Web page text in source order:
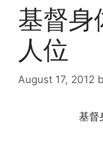
基督身
人位
August 17, 2012
基督